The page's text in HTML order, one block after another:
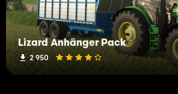
Lizard Anhänger Pack
2 950